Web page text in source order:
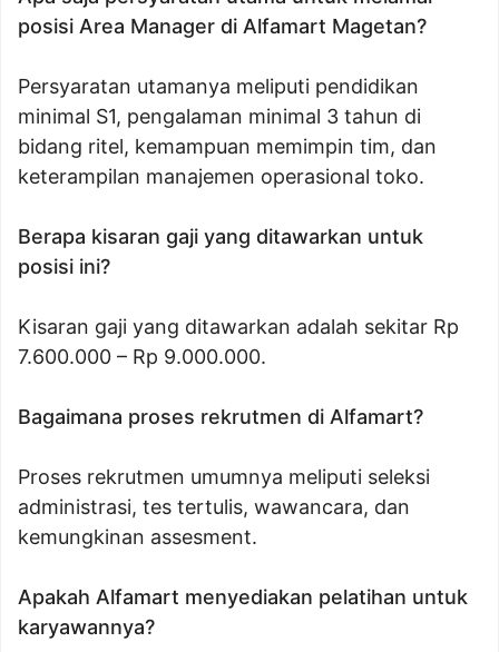
posisi Area Manager di Alfamart Magetan?
Persyaratan utamanya meliputi pendidikan
minimal S1, pengalaman minimal 3 tahun di
bidang ritel, kemampuan memimpin tim, dan
keterampilan manajemen operasional toko.
Berapa kisaran gaji yang ditawarkan untuk
posisi ini?
Kisaran gaji yang ditawarkan adalah sekitar Rp
7.600.000 – Rp 9.000.000.
Bagaimana proses rekrutmen di Alfamart?
Proses rekrutmen umumnya meliputi seleksi
administrasi, tes tertulis, wawancara, dan
kemungkinan assesment.
Apakah Alfamart menyediakan pelatihan untuk
karyawannya?